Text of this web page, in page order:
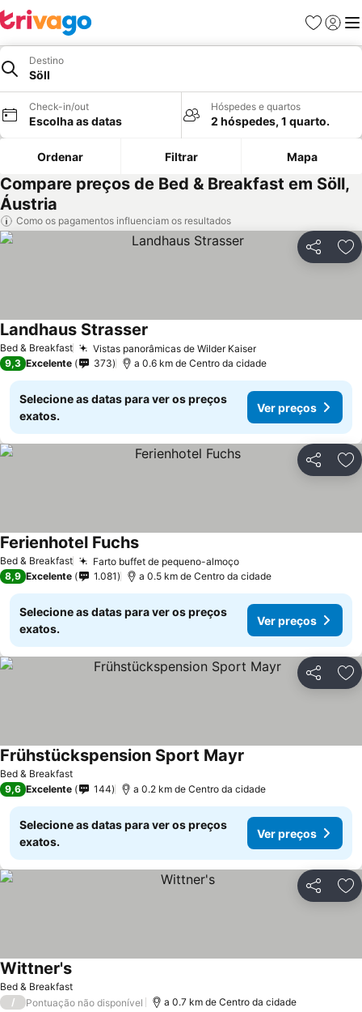
Favoritos
Iniciar
Destino
Söll
Check-in/out
Escolha as datas
Hóspedes e quartos
2 hóspedes, 1 quarto.
Ordenar Filtrar Mapa
Compare preços de Bed & Breakfast em Söll,
Áustria
Como os pagamentos influenciam os resultados
Partilhar
Bed & Breakfast Vistas panorâmicas de Wilder KaiserVer preços
Landhaus Strasser
9,3 Excelente 373 a 0.6 km de Centro da cidade
Selecione as datas para ver os preços
exatos.
Ver preços
Partilhar
Bed & Breakfast Farto buffet de pequeno-almoçoVer preços
Ferienhotel FuchsVer preços
8,9 Excelente 1.081 a 0.5 km de Centro da cidade
Selecione as datas para ver os preços
exatos.
Ver preços
Partilhar
Bed & Breakfast
Frühstückspension Sport Mayr
9,6 Excelente 144 a 0.2 km de Centro da cidade
Selecione as datas para ver os preços
exatos.
Ver preços
Partilhar
Bed & Breakfast
Wittner'sVer preços
/ Pontuação não disponível a 0.7 km de Centro da cidade